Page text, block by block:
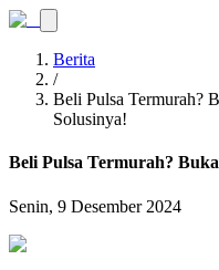
Berita
/
Beli Pulsa Termurah?
Solusinya!
Beli Pulsa Termurah?
Senin, 9 Desember 2024